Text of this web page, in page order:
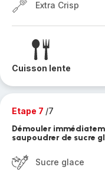
Extra Crisp
Cuisson lente
Etape 7 /7
Démouler
saupoudrer de sucre
Sucre glace